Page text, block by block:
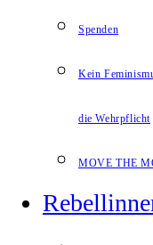
Spenden
Kein
die Wehrpflicht
MOVE THE